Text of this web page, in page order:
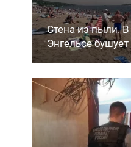
Стена из пыли.
Энгельсе